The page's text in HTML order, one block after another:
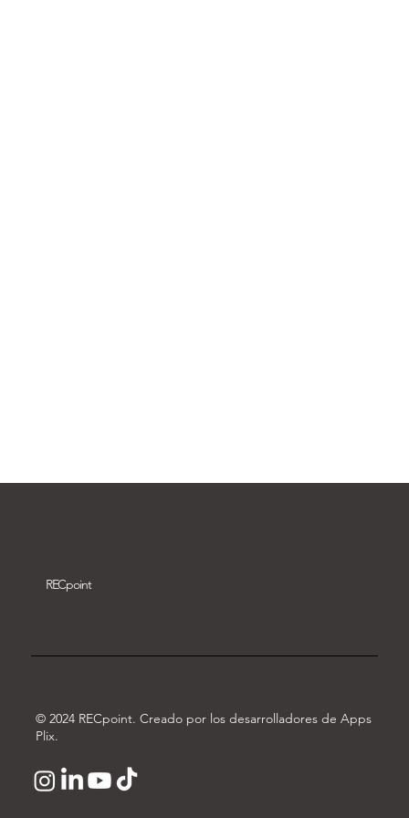
RECpoint
© 2024 RECpoint. Creado por los desarrolladores de Apps
Plix.